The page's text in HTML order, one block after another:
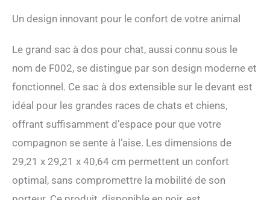
sac à dos lui-même, 9 trous
supplémentaire pour entrer
et sortir facilement les
Extension du dos : bulle
rigide à l'avant pour fournir
timides et l'extension
dorsale est fabriquée en
maille respirante, soit un
sac à dos de transport pour
animal de compagnie, soit
un lit pour animal de
Un design innovant pour le confort de votre animal
Le grand sac à dos pour chat, aussi connu sous le
nom de F002, se distingue par son design moderne et
fonctionnel. Ce sac à dos extensible sur le devant est
idéal pour les grandes races de chats et chiens,
offrant suffisamment d’espace pour que votre
compagnon se sente à l’aise. Les dimensions de
29,21 x 29,21 x 40,64 cm permettent un confort
optimal, sans compromettre la mobilité de son